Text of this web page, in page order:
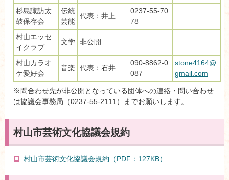
杉島諏訪太
鼓保存会
伝統
芸能
代表：井上
0237-55-70
78
村山エッセ
イクラブ
文学 非公開
村山カラオ
ケ愛好会
音楽 代表：石井
090-8862-0
087
stone4164@
gmail.com
※問合わせ先が非公開となっている団体への連絡・問い合わせ
は協議会事務局（0237-55-2111）までお願いします。
村山市芸術文化協議会規約
村山市芸術文化協議会規約（PDF：127KB）